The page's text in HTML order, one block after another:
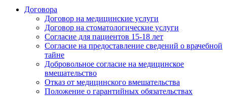
Договора
Договор на медицинские услуги
Договор на стоматологические услуги
Согласие для пациентов 15-18 лет
Согласие на предоставление сведений о врачебной
тайне
Добровольное согласие на медицинское
вмешательство
Отказ от медицинского вмешательства
Положение о гарантийных обязательствах